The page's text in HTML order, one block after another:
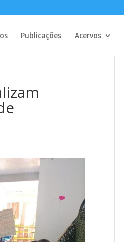
Publicações Acervos